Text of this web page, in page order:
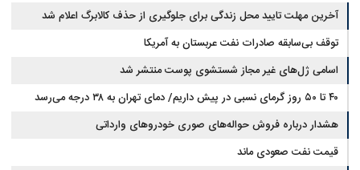
آخرین مهلت تایید محل زندگی برای جلوگیری از حذف کالابرگ اعلام شد
توقف بی‌سابقه صادرات نفت عربستان به آمریکا
اسامی ژل‌های غیر مجاز شستشوی پوست منتشر شد
۴۰ تا ۵۰ روز گرمای نسبی در پیش داریم/ دمای تهران به ۳۸ درجه می‌رسد
هشدار درباره فروش حواله‌های صوری خودروهای وارداتی
قیمت نفت صعودی ماند